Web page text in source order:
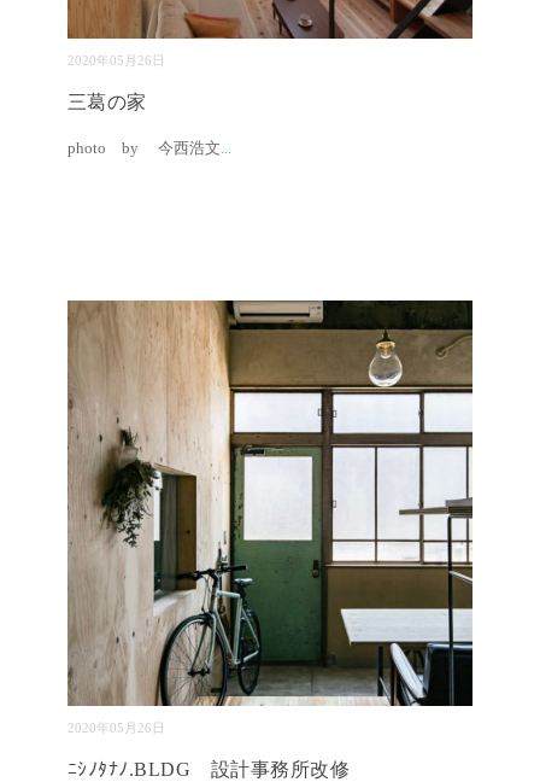
2020年05月26日
三葛の家
photo by 今西浩文...
2020年05月26日
ﾆｼﾉﾀﾅﾉ.BLDG 設計事務所改修